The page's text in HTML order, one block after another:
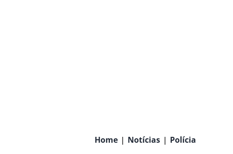
Home | Notícias | Polícia